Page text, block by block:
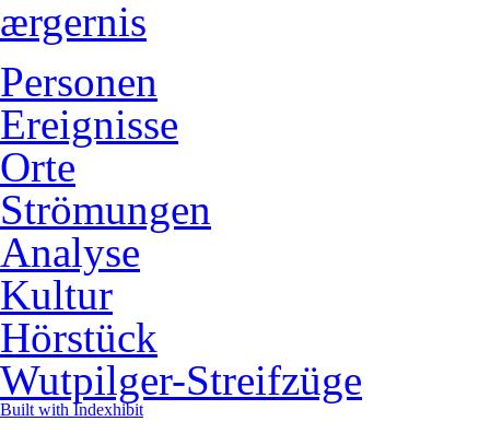
ærgernis
Personen
Ereignisse
Orte
Strömungen
Analyse
Kultur
Hörstück
Wutpilger-Streifzüge
Built with Indexhibit